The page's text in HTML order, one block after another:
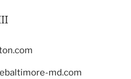
md.com